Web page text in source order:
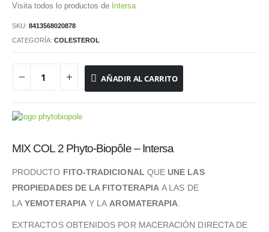
Visita todos lo productos de Intersa
SKU: 8413568020878
CATEGORÍA: COLESTEROL
AÑADIR AL CARRITO
MIX COL 2 Phyto-Biopôle – Intersa
PRODUCTO FITO-TRADICIONAL QUE UNE LAS
PROPIEDADES DE LA FITOTERAPIA A LAS DE
LAYEMOTERAPIAY LAAROMATERAPIA.
EXTRACTOS OBTENIDOS POR MACERACIÓN DIRECTA DE